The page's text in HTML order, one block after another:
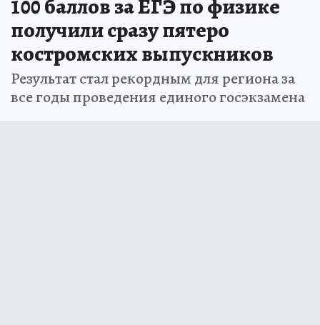
100 баллов за ЕГЭ по физике
получили сразу пятеро
костромских выпускников
Результат стал рекордным для региона за
все годы проведения единого госэкзамена